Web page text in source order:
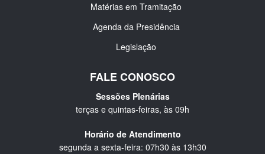
Matérias em Tramitação
Agenda da Presidência
Legislação
FALE CONOSCO
Sessões Plenárias
terças e quintas-feiras, às 09h
Horário de Atendimento
segunda a sexta-feira: 07h30 às 13h30